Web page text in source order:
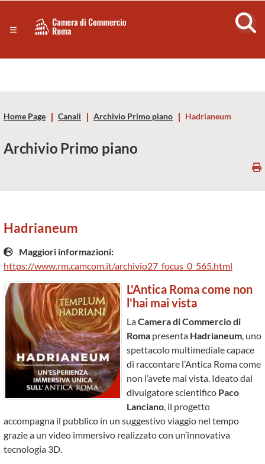
Servizi
Risorse Principali
Camera
Commercio
di
Roma
CCIAA
Roma
Home Page Canali Archivio Primo piano Hadrianeum
Archivio Primo piano
Hadrianeum
Maggiori informazioni:
https://www.rm.camcom.it/archivio27_focus_0_565.html
L'Antica Roma come non
l'hai mai vista
LaCamera di Commercio di
Roma presenta Hadrianeum, uno
spettacolo multimediale capace
di raccontare l’Antica Roma come
non l’avete mai vista. Ideato dal
divulgatore scientifico Paco
Lanciano, il progetto
accompagna il pubblico in un suggestivo viaggio nel tempo
grazie a un video immersivo realizzato con un’innovativa
tecnologia 3D.